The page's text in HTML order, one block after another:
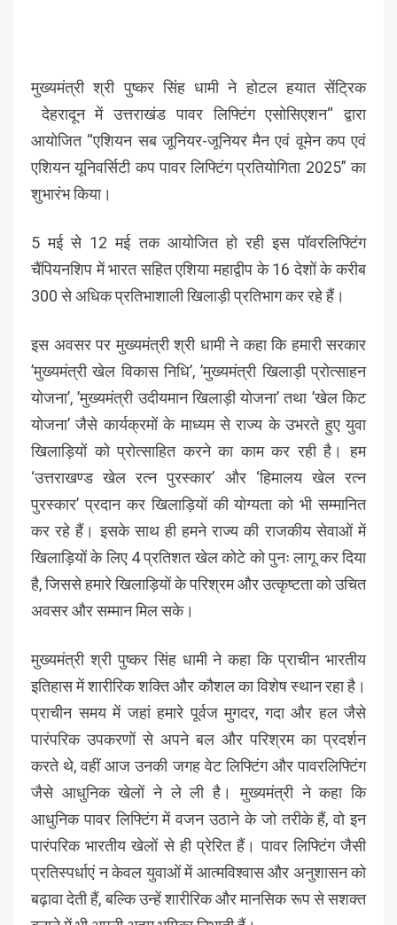
मुख्यमंत्री श्री पुष्कर सिंह धामी ने होटल हयात सेंट्रिक
देहरादून में उत्तराखंड पावर लिफ्टिंग एसोसिएशन“ द्वारा
आयोजित “एशियन सब जूनियर-जूनियर मैन एवं वूमेन कप एवं
एशियन यूनिवर्सिटी कप पावर लिफ्टिंग प्रतियोगिता 2025” का
शुभारंभ किया।
5 मई से 12 मई तक आयोजित हो रही इस पॉवरलिफ्टिंग
चैंपियनशिप में भारत सहित एशिया महाद्वीप के 16 देशों के करीब
300 से अधिक प्रतिभाशाली खिलाड़ी प्रतिभाग कर रहे हैं।
इस अवसर पर मुख्यमंत्री श्री धामी ने कहा कि हमारी सरकार
’मुख्यमंत्री खेल विकास निधि’, ’मुख्यमंत्री खिलाड़ी प्रोत्साहन
योजना’, ’मुख्यमंत्री उदीयमान खिलाड़ी योजना’ तथा ’खेल किट
योजना’ जैसे कार्यक्रमों के माध्यम से राज्य के उभरते हुए युवा
खिलाड़ियों को प्रोत्साहित करने का काम कर रही है। हम
‘उत्तराखण्ड खेल रत्न पुरस्कार’ और ‘हिमालय खेल रत्न
पुरस्कार’ प्रदान कर खिलाड़ियों की योग्यता को भी सम्मानित
कर रहे हैं। इसके साथ ही हमने राज्य की राजकीय सेवाओं में
खिलाड़ियों के लिए 4 प्रतिशत खेल कोटे को पुनः लागू कर दिया
है, जिससे हमारे खिलाड़ियों के परिश्रम और उत्कृष्टता को उचित
अवसर और सम्मान मिल सके।
मुख्यमंत्री श्री पुष्कर सिंह धामी ने कहा कि प्राचीन भारतीय
इतिहास में शारीरिक शक्ति और कौशल का विशेष स्थान रहा है।
प्राचीन समय में जहां हमारे पूर्वज मुगदर, गदा और हल जैसे
पारंपरिक उपकरणों से अपने बल और परिश्रम का प्रदर्शन
करते थे, वहीं आज उनकी जगह वेट लिफ्टिंग और पावरलिफ्टिंग
जैसे आधुनिक खेलों ने ले ली है। मुख्यमंत्री ने कहा कि
आधुनिक पावर लिफ्टिंग में वजन उठाने के जो तरीके हैं, वो इन
पारंपरिक भारतीय खेलों से ही प्रेरित हैं। पावर लिफ्टिंग जैसी
प्रतिस्पर्धाएं न केवल युवाओं में आत्मविश्वास और अनुशासन को
बढ़ावा देती हैं, बल्कि उन्हें शारीरिक और मानसिक रूप से सशक्त